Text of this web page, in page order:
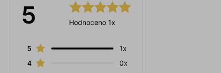
5 Hodnoceno 1x
5
1x
4
0x